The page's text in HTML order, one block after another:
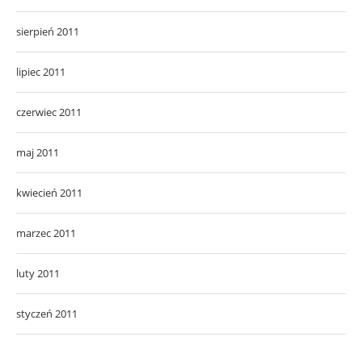
sierpień 2011
lipiec 2011
czerwiec 2011
maj 2011
kwiecień 2011
marzec 2011
luty 2011
styczeń 2011